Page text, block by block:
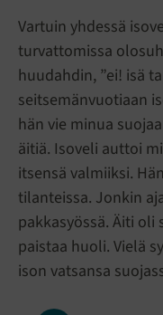
Vartuin yhdessä
turvattomissa
huudahdin, ”ei! isä
seitsemänvuotiaan
hän vie minua
äitiä. Isoveli auttoi
itsensä valmiiksi.
tilanteissa. Jonkin
pakkasyössä. Äiti
paistaa huoli. Vielä
ison vatsansa